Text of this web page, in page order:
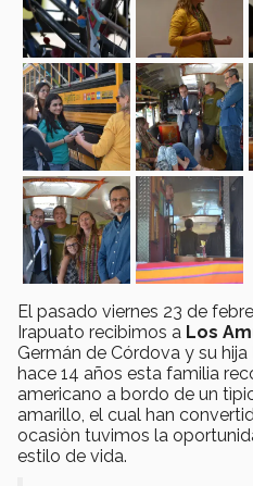
El pasado viernes 23 de
Irapuato recibimos a Los
Germán de Córdova y su
hace 14 años esta familia
americano a bordo de un
amarillo, el cual han
ocasiòn tuvimos la
estilo de vida.